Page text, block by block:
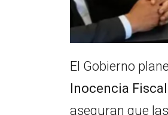
El Gobierno
Inocencia
aseguran que